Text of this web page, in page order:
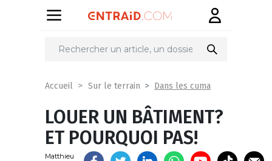
Partager
Accueil Sur le terrain Dans les cuma
LOUER UN BÂTIMENT?
ET POURQUOI PAS!
Matthieu